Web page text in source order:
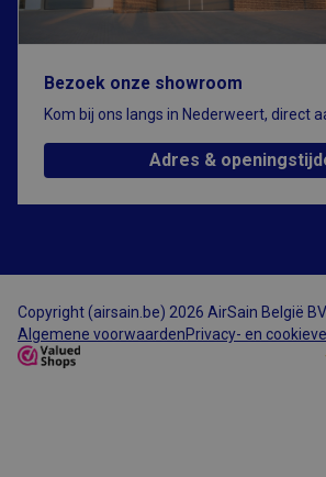
Bezoek onze showroom
Kom bij ons langs in Nederweert, direct
Adres &
Copyright (airsain.be) 2026 AirSain België BV
Algemene voorwaardenPrivacy- en
Naam
Aanbieder
www.airsain.be